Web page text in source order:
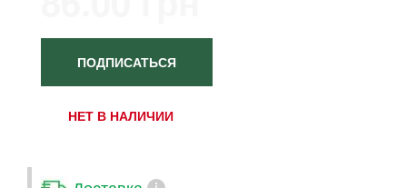
ПОДПИСАТЬСЯ
НЕТ В НАЛИЧИИ